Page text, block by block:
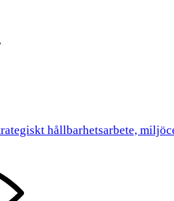
hållbarhetsarbete,